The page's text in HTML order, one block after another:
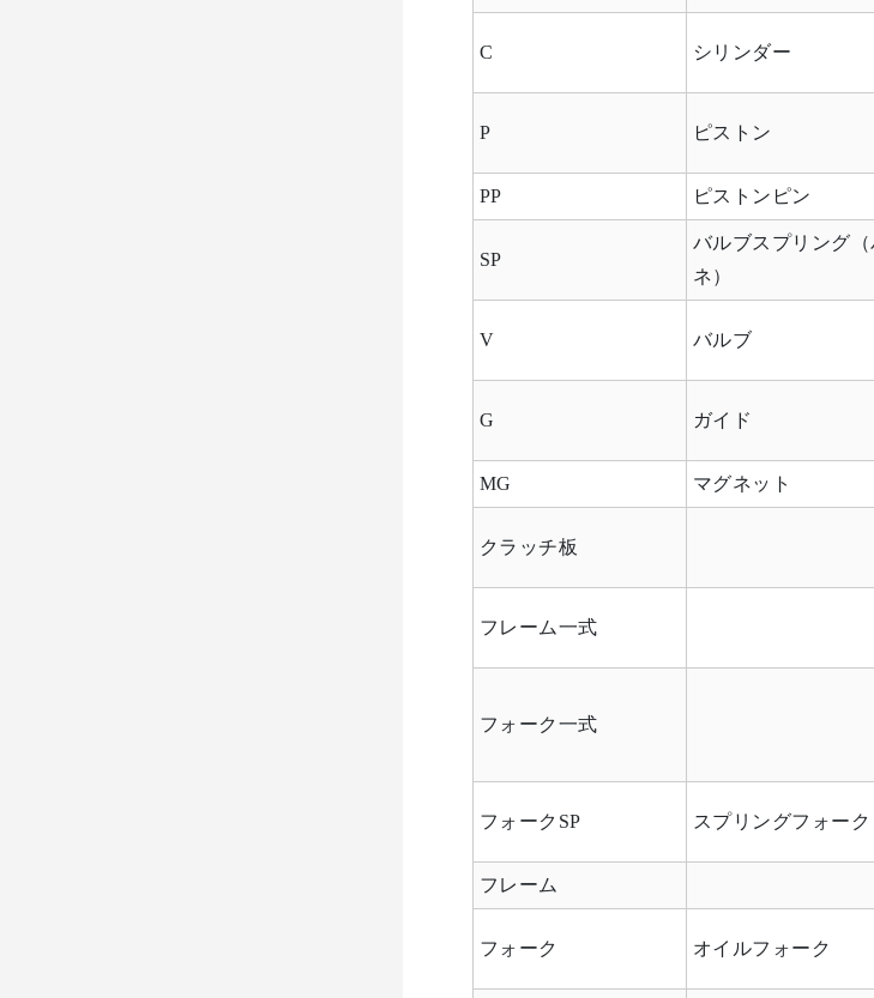
C シリンダー
P ピストン
PP ピストンピン
SP
バルブスプリング（
ネ）
V バルブ
G ガイド
MG マグネット
クラッチ板
フレーム一式
フォーク一式
フォークSP スプリングフォーク
フレーム
フォーク オイルフォーク